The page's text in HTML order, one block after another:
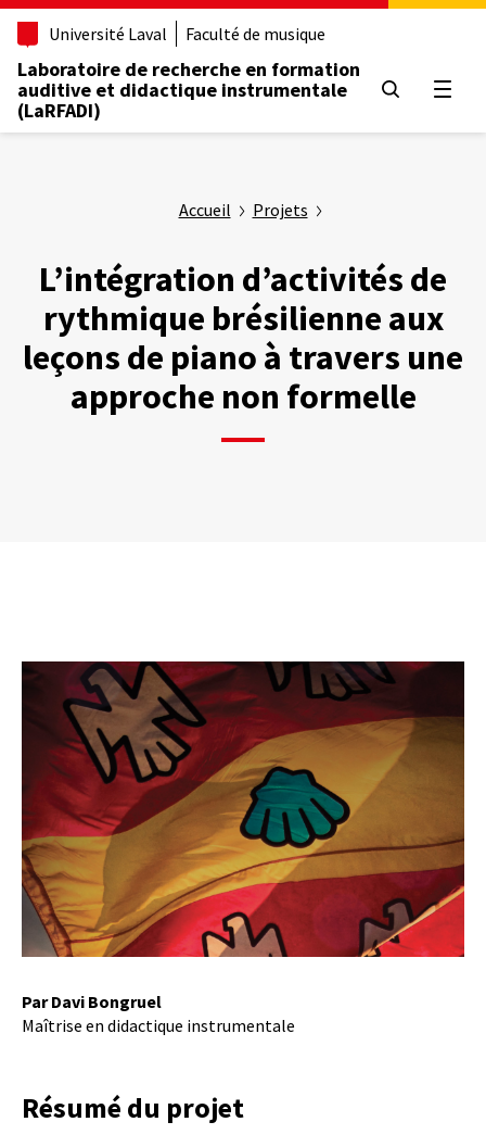
Aller
contenu
principal
Université Laval Faculté de musique
Laboratoire de recherche en formation
auditive et didactique instrumentale
(LaRFADI)
Accueil Projets
L’intégration d’activités de
rythmique brésilienne aux
leçons de piano à travers une
approche non formelle
Par Davi Bongruel
Maîtrise en didactique instrumentale
Résumé du projet